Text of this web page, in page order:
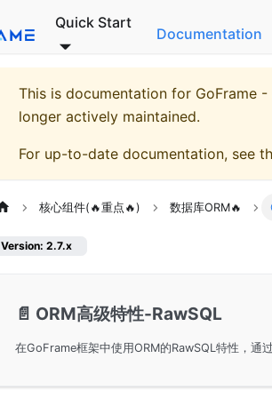
Quick Start
Documentation
This is documentation for GoFrame
longer actively maintained.
For up-to-date documentation, see
核心组件(🔥重点🔥) 数据库ORM🔥
Version: 2.7.x
📄️ ORM高级特性-RawSQL